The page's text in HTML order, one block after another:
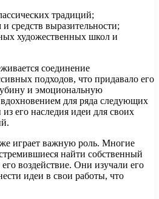
традиций;
средств выразительности;
художественных школ и
соединение
подходов, что придавало его
и эмоциональную
для ряда следующих
его наследия идеи для своих
играет важную роль. Многие
найти собственный
воздействие. Они изучали его
идеи в свои работы, что